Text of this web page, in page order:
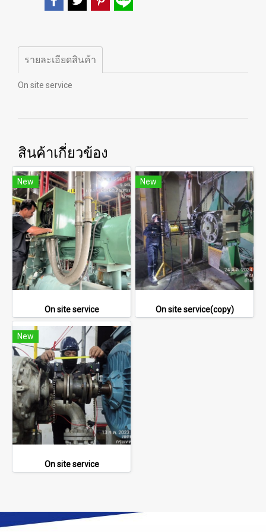
รายละเอียดสินค้า
On site service
สินค้าเกี่ยวข้อง
New
On site service
New
On site service(copy)
New
On site service